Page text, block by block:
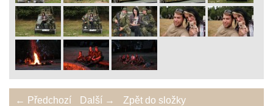
← Předchozí Další → Zpět do složky